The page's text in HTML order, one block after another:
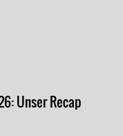
Unser Recap